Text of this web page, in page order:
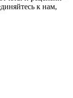
к нам,